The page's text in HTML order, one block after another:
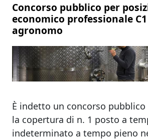
Concorso pubblico per
economico professionale
agronomo
È indetto un concorso
la copertura di n. 1 posto a
indeterminato a tempo pieno